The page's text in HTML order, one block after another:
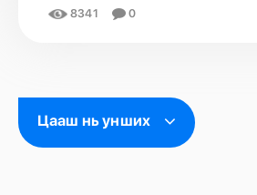
8341 0
Цааш нь унших